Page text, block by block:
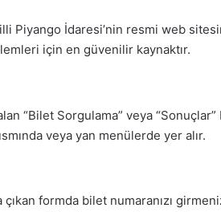
Piyango İdaresi’nin resmi web
için en güvenilir kaynaktır.
“Bilet Sorgulama” veya
veya yan menülerde yer alır.
formda bilet numaranızı